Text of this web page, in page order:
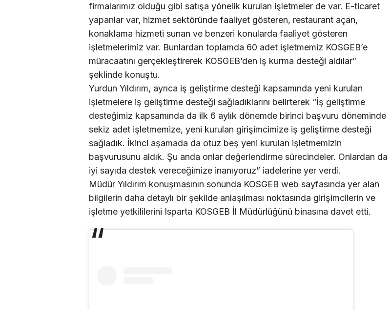
firmalarımız olduğu gibi satışa yönelik kurulan işletmeler de var. E-ticaret
yapanlar var, hizmet sektöründe faaliyet gösteren, restaurant açan,
konaklama hizmeti sunan ve benzeri konularda faaliyet gösteren
işletmelerimiz var. Bunlardan toplamda 60 adet işletmemiz KOSGEB’e
müracaatını gerçekleştirerek KOSGEB’den iş kurma desteği aldılar”
şeklinde konuştu.
Yurdun Yıldırım, ayrıca iş geliştirme desteği kapsamında yeni kurulan
işletmelere iş geliştirme desteği sağladıklarını belirterek “İş geliştirme
desteğimiz kapsamında da ilk 6 aylık dönemde birinci başvuru döneminde
sekiz adet işletmemize, yeni kurulan girişimcimize iş geliştirme desteği
sağladık. İkinci aşamada da otuz beş yeni kurulan işletmemizin
başvurusunu aldık. Şu anda onlar değerlendirme sürecindeler. Onlardan da
iyi sayıda destek vereceğimize inanıyoruz” iadelerine yer verdi.
Müdür Yıldırım konuşmasının sonunda KOSGEB web sayfasında yer alan
bilgilerin daha detaylı bir şekilde anlaşılması noktasında girişimcilerin ve
işletme yetkililerini Isparta KOSGEB İl Müdürlüğünü binasına davet etti.